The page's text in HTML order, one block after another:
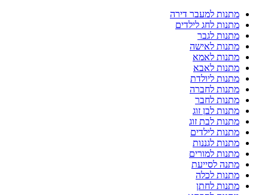
מתנות למעבר דירה
מתנות לחג לילדים
מתנות לגבר
מתנות לאישה
מתנות לאמא
מתנות לאבא
מתנות ליולדת
מתנות לחברה
מתנות לחבר
מתנות לבן זוג
מתנות לבת זוג
מתנות לילדים
מתנות לגננות
מתנות למורים
מתנה לסייעת
מתנות לכלה
מתנות לחתן